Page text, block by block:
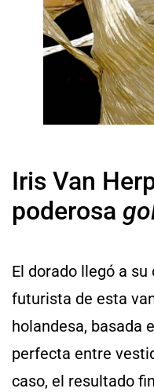
Iris Van
poderosa
El dorado llegó a
futurista de esta
holandesa, basada
perfecta entre
caso, el resultado